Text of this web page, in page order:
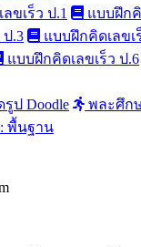
ขเร็ว ป.1
แบบฝึกคิ
ป.3
แบบฝึกคิดเลขเ
แบบฝึกคิดเลขเร็ว ป.6
ป Doodle
พละศึก
พื้นฐาน